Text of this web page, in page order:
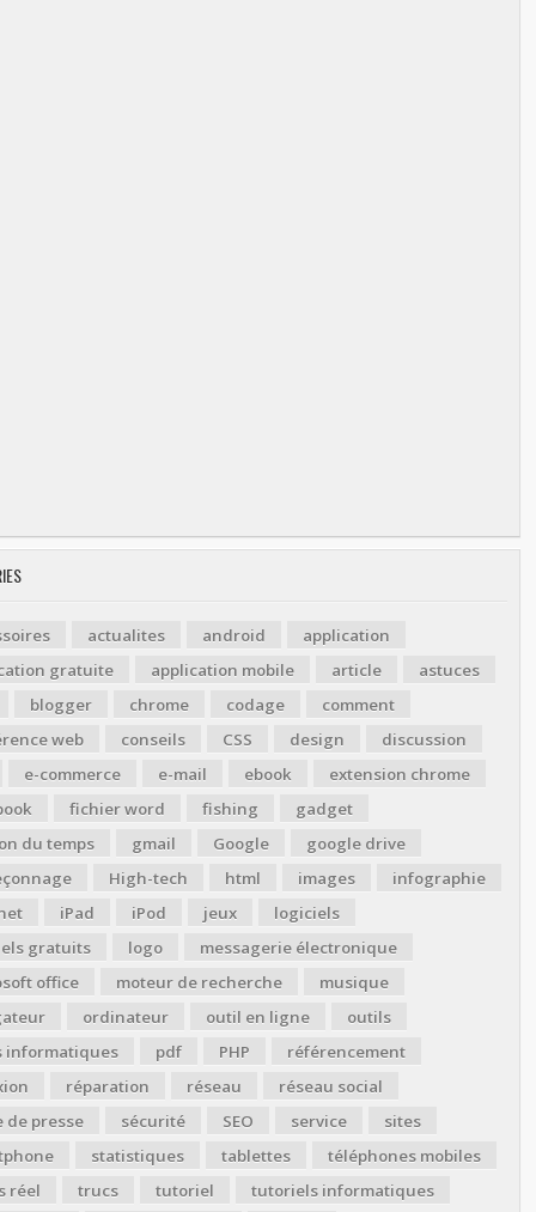
actualites android
application
gratuite
application mobile article
astuces
blogger
chrome codage
comment
web
conseils CSS design
discussion
e-commerce
e-mail ebook
extension chrome
fichier word fishing
gadget
du temps
gmail Google
google drive
High-tech html images
infographie
iPad iPod jeux
logiciels
gratuits
logo
messagerie électronique
office
moteur de recherche
musique
ordinateur outil en ligne
outils
informatiques
pdf PHP
référencement
réparation réseau
réseau social
de presse
sécurité SEO service
sites
statistiques tablettes
téléphones mobiles
réel
trucs tutoriel
tutoriels informatiques